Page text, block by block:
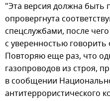
"Эта версия должна быть
опровергнута
спецслужбами, после
с уверенностью
Повторяю еще раз, что
газопроводов из строя,
в сообщении
антитеррористического